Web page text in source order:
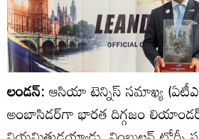
లండన్‌:ఆసియా టెన్నిస్‌ సమాఖ్య
అంబాసిడర్‌గా భారత దిగ్గజం